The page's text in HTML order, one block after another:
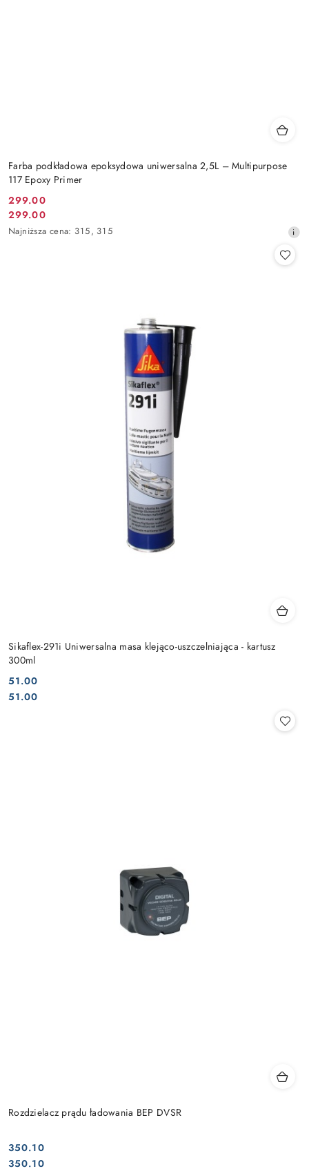
Farba podkładowa epoksydowa uniwersalna 2,5L – Multipurpose
117 Epoxy Primer
Cena
promocyjna:
299.00
Cena
promocyjna:
299.00
Najniższa
Najniższa cena: 315, 315
Sikaflex-291i Uniwersalna masa klejąco-uszczelniająca - kartusz
300ml
Cena:
51.00
Cena:
51.00
Rozdzielacz prądu ładowania BEP DVSR
Cena:
350.10
Cena:
350.10